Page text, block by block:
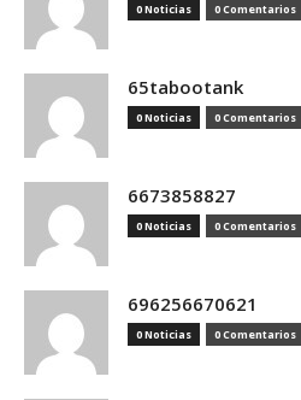
0 Noticias 0 Comentarios
65tabootank
0 Noticias 0 Comentarios
6673858827
0 Noticias 0 Comentarios
696256670621
0 Noticias 0 Comentarios